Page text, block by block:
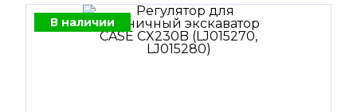
В наличии